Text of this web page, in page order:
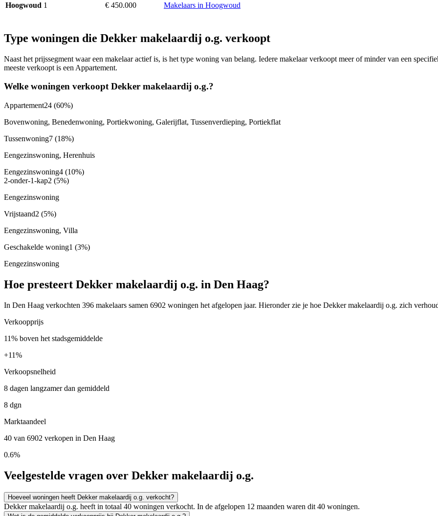
Hoogwoud 1 € 450.000 Makelaars in Hoogwoud
Type woningen die Dekker makelaardij o.g. verkoopt
Naast het prijssegment waar een makelaar actief is, is het type woning van belang. Iedere makelaar verkoopt meer of minder van een
meeste verkoopt is een Appartement.
Welke woningen verkoopt Dekker makelaardij o.g.?
Appartement24 (60%)
Bovenwoning, Benedenwoning, Portiekwoning, Galerijflat, Tussenverdieping, Portiekflat
Tussenwoning7 (18%)
Eengezinswoning, Herenhuis
Eengezinswoning4 (10%)
2-onder-1-kap2 (5%)
Eengezinswoning
Vrijstaand2 (5%)
Eengezinswoning, Villa
Geschakelde woning1 (3%)
Eengezinswoning
Hoe presteert Dekker makelaardij o.g. in Den Haag?
In Den Haag verkochten 396 makelaars samen 6902 woningen het afgelopen jaar. Hieronder zie je hoe Dekker makelaardij o.g. zich
Verkoopprijs
11% boven het stadsgemiddelde
+11%
Verkoopsnelheid
8 dagen langzamer dan gemiddeld
8 dgn
Marktaandeel
40 van 6902 verkopen in Den Haag
0.6%
Veelgestelde vragen over Dekker makelaardij o.g.
Hoeveel woningen heeft Dekker makelaardij o.g. verkocht?
Dekker makelaardij o.g. heeft in totaal 40 woningen verkocht. In de afgelopen 12 maanden waren dit 40 woningen.